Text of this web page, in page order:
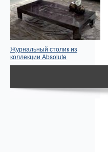
Журнальный столик из
коллекции Absolute